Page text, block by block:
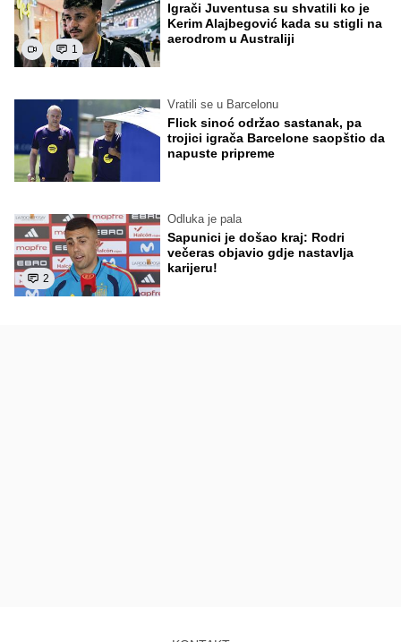
1
Igrači Juventusa su shvatili ko je
Kerim Alajbegović kada su stigli na
aerodrom u Australiji
Vratili se u Barcelonu
Flick sinoć održao sastanak, pa
trojici igrača Barcelone saopštio da
napuste pripreme
2
Odluka je pala
Sapunici je došao kraj: Rodri
večeras objavio gdje nastavlja
karijeru!